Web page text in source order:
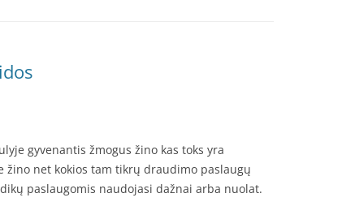
gyvenantis žmogus žino kas toks yra
net kokios tam tikrų draudimo paslaugų
paslaugomis naudojasi dažnai arba nuolat.